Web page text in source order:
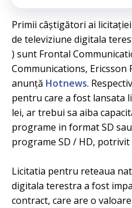
Primii câștigători ai
de televiziune digitala
) sunt Frontal
Communications, Ericsson
anunță Hotnews.
pentru care a fost lansata
lei, ar trebui sa aiba
programe in format SD
programe SD / HD,
Licitatia pentru reteaua
digitala terestra a fost
contract, care are o